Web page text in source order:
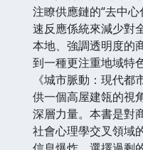
注瞭供應鏈的“去中
速反應係統來減少對
本地、強調透明度的
到一種更注重地域特
《城市脈動：現代
供一個高屋建瓴的視
深層力量。本書是對
社會心理學交叉領域